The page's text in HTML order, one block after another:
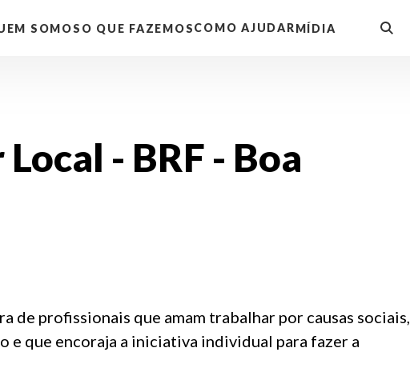
SOMOS O QUE FAZEMOSCOMO AJUDARMÍDIA
- BRF - Boa
de profissionais que amam trabalhar por causas sociais,
e que encoraja a iniciativa individual para fazer a